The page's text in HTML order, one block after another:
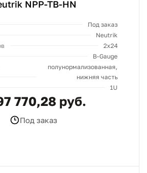
NPP-TB-HN
Под заказ
Neutrik
2x24
B-Gauge
полунормализованная,
нижняя часть
1U
770,28 руб.
Под заказ